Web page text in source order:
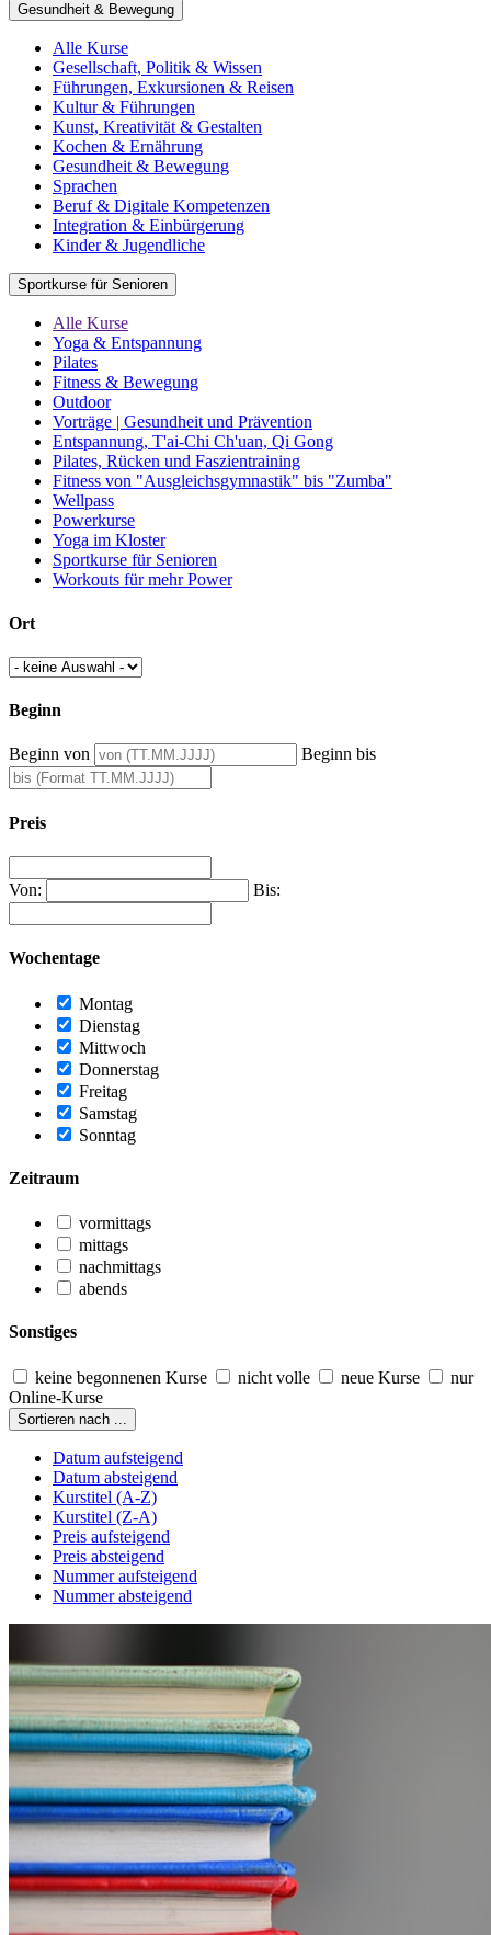
Gesundheit & Bewegung
Alle Kurse
Gesellschaft, Politik & Wissen
Führungen, Exkursionen & Reisen
Kultur & Führungen
Kunst, Kreativität & Gestalten
Kochen & Ernährung
Gesundheit & Bewegung
Sprachen
Beruf & Digitale Kompetenzen
Integration & Einbürgerung
Kinder & Jugendliche
Sportkurse für Senioren
Alle Kurse
Yoga & Entspannung
Pilates
Fitness & Bewegung
Outdoor
Vorträge | Gesundheit und Prävention
Entspannung, T'ai-Chi Ch'uan, Qi Gong
Pilates, Rücken und Faszientraining
Fitness von "Ausgleichsgymnastik" bis "Zumba"
Wellpass
Powerkurse
Yoga im Kloster
Sportkurse für Senioren
Workouts für mehr Power
Ort
Beginn
Beginn von Beginn bis
Preis
Von: Bis:
Wochentage
Montag
Dienstag
Mittwoch
Donnerstag
Freitag
Samstag
Sonntag
Zeitraum
vormittags
mittags
nachmittags
abends
Sonstiges
keine begonnenen Kurse nicht volle neue Kurse
nur
Online-Kurse
Sortieren nach ...
Datum aufsteigend
Datum absteigend
Kurstitel (A-Z)
Kurstitel (Z-A)
Preis aufsteigend
Preis absteigend
Nummer aufsteigend
Nummer absteigend